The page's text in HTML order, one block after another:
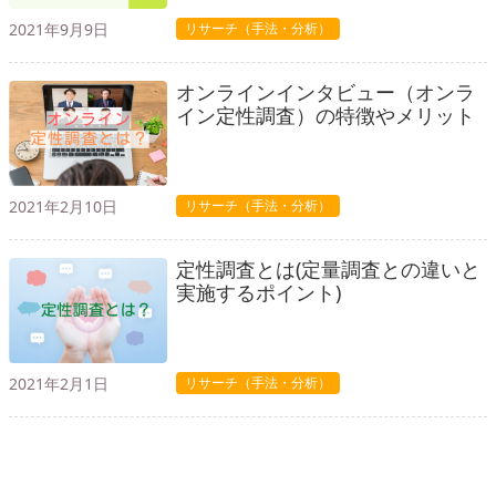
2021年9月9日 リサーチ（手法・分析）
オンラインインタビュー（オンラ
イン定性調査）の特徴やメリット
2021年2月10日 リサーチ（手法・分析）
定性調査とは(定量調査との違いと
実施するポイント)
2021年2月1日 リサーチ（手法・分析）